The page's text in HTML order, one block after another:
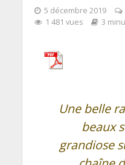
5 décembre 2019
1 481 vues
3
Une belle
beaux
grandiose